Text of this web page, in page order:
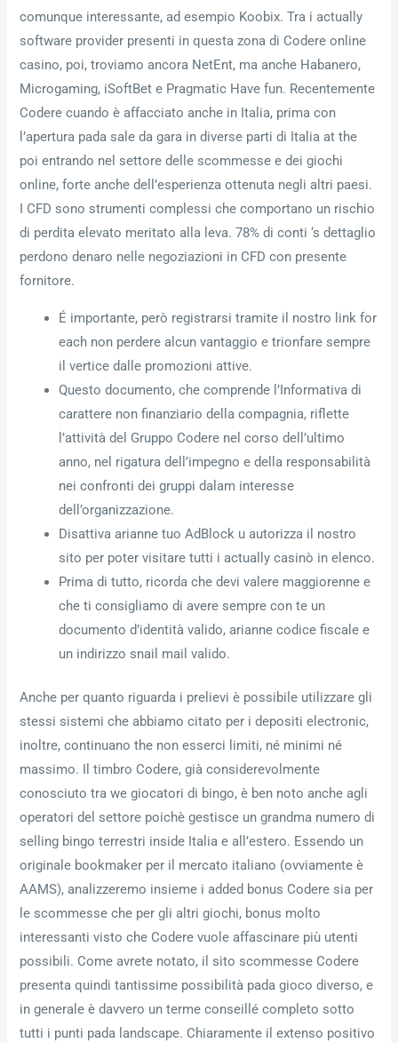
comunque interessante, ad esempio Koobix. Tra i actually
software provider presenti in questa zona di Codere online
casino, poi, troviamo ancora NetEnt, ma anche Habanero,
Microgaming, iSoftBet e Pragmatic Have fun. Recentemente
Codere cuando è affacciato anche in Italia, prima con
l’apertura pada sale da gara in diverse parti di Italia at the
poi entrando nel settore delle scommesse e dei giochi
online, forte anche dell’esperienza ottenuta negli altri paesi.
I CFD sono strumenti complessi che comportano un rischio
di perdita elevato meritato alla leva. 78% di conti ‘s dettaglio
perdono denaro nelle negoziazioni in CFD con presente
fornitore.
É importante, però registrarsi tramite il nostro link for
each non perdere alcun vantaggio e trionfare sempre
il vertice dalle promozioni attive.
Questo documento, che comprende l’Informativa di
carattere non finanziario della compagnia, riflette
l’attività del Gruppo Codere nel corso dell’ultimo
anno, nel rigatura dell’impegno e della responsabilità
nei confronti dei gruppi dalam interesse
dell’organizzazione.
Disattiva arianne tuo AdBlock u autorizza il nostro
sito per poter visitare tutti i actually casinò in elenco.
Prima di tutto, ricorda che devi valere maggiorenne e
che ti consigliamo di avere sempre con te un
documento d’identità valido, arianne codice fiscale e
un indirizzo snail mail valido.
Anche per quanto riguarda i prelievi è possibile utilizzare gli
stessi sistemi che abbiamo citato per i depositi electronic,
inoltre, continuano the non esserci limiti, né minimi né
massimo. Il timbro Codere, già considerevolmente
conosciuto tra we giocatori di bingo, è ben noto anche agli
operatori del settore poichè gestisce un grandma numero di
selling bingo terrestri inside Italia e all’estero. Essendo un
originale bookmaker per il mercato italiano (ovviamente è
AAMS), analizzeremo insieme i added bonus Codere sia per
le scommesse che per gli altri giochi, bonus molto
interessanti visto che Codere vuole affascinare più utenti
possibili. Come avrete notato, il sito scommesse Codere
presenta quindi tantissime possibilità pada gioco diverso, e
in generale è davvero un terme conseillé completo sotto
tutti i punti pada landscape. Chiaramente il extenso positivo